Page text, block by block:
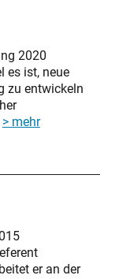
2020
es ist, neue
zu entwickeln
> mehr
er an der